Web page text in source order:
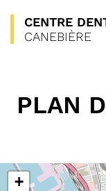
CENTRE
CANEBIÈRE
PLAN
PLAN
+